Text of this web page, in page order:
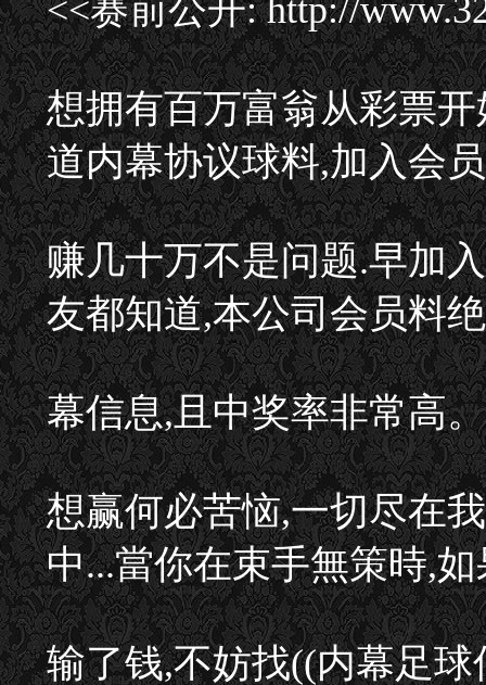
<<赛前公开: http://
想拥有百万富翁从彩票
道内幕协议球料,加入会
赚几十万不是问题.早加
友都知道,本公司会员料
幕信息,且中奖率非常高。
想赢何必苦恼,一切尽在
中...當你在束手無策時,
输了钱,不妨找((内幕足